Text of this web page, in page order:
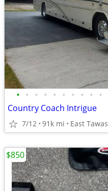
• • • • • • • • • •
Country Coach Intrigue
7/12 91k mi East Tawas
$850